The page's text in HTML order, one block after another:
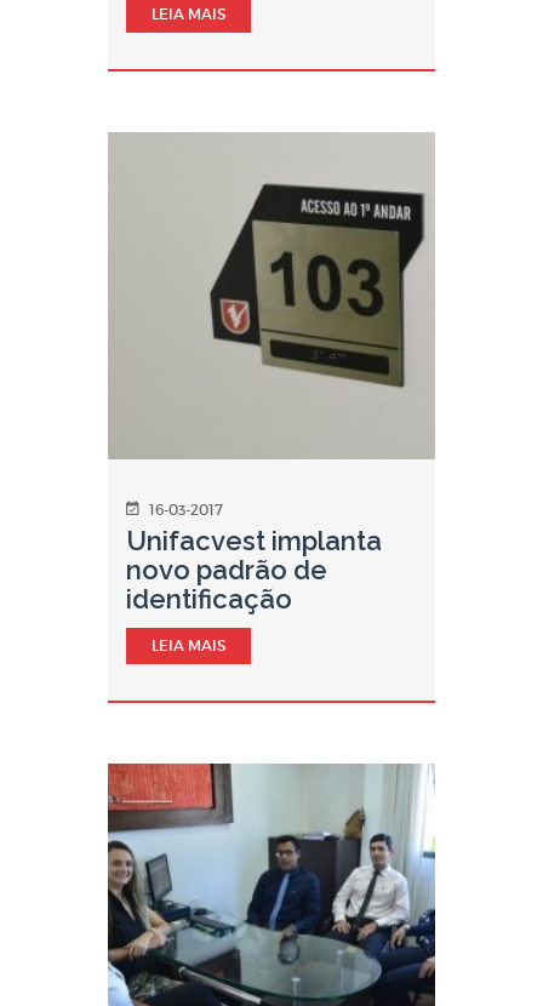
LEIA MAIS
16-03-2017
Unifacvest implanta
novo padrão de
identificação
LEIA MAIS